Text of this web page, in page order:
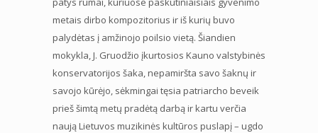
metais dirbo kompozitorius ir iš kurių buvo
palydėtas į amžinojo poilsio vietą. Šiandien
mokykla, J. Gruodžio įkurtosios Kauno valstybinės
konservatorijos šaka, nepamiršta savo šaknų ir
savojo kūrėjo, sėkmingai tęsia patriarcho beveik
prieš šimtą metų pradėtą darbą ir kartu verčia
naują Lietuvos muzikinės kultūros puslapį – ugdo